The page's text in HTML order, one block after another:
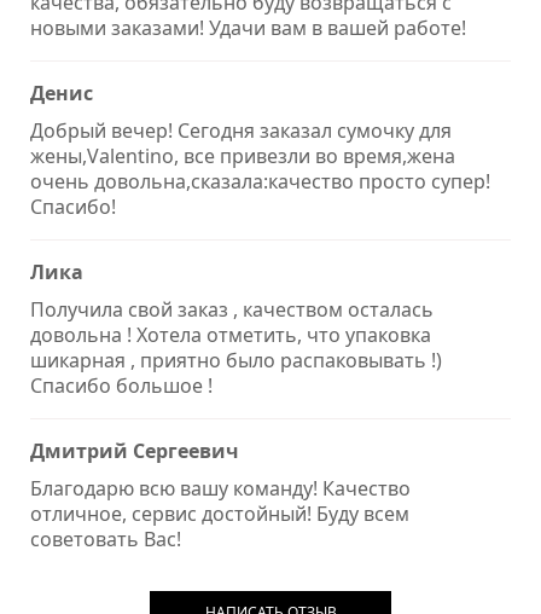
новыми заказами! Удачи вам в вашей работе!
Денис
Добрый вечер! Сегодня заказал сумочку для
жены,Valentino, все привезли во время,жена
очень довольна,сказала:качество просто супер!
Спасибо!
Лика
Получила свой заказ , качеством осталась
довольна ! Хотела отметить, что упаковка
шикарная , приятно было распаковывать !)
Спасибо большое !
Дмитрий Сергеевич
Благодарю всю вашу команду! Качество
отличное, сервис достойный! Буду всем
советовать Вас!